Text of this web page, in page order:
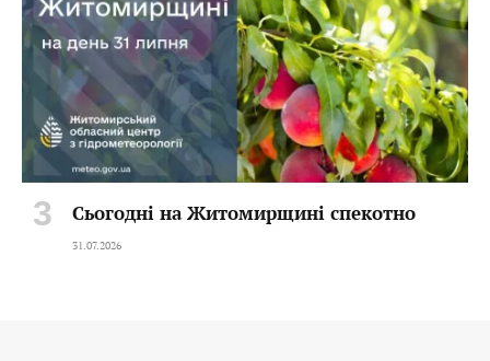
Сьогодні на Житомирщині спекотно
31.07.2026